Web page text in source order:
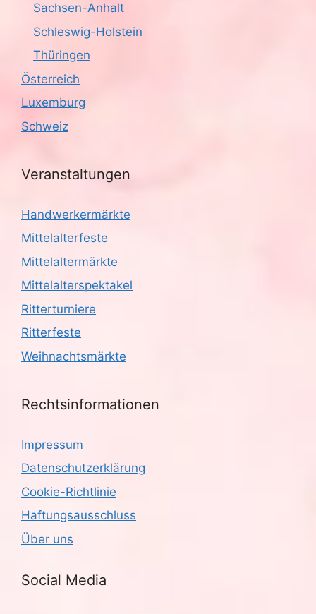
Sachsen-Anhalt
Schleswig-Holstein
Thüringen
Österreich
Luxemburg
Schweiz
Veranstaltungen
Handwerkermärkte
Mittelalterfeste
Mittelaltermärkte
Mittelalterspektakel
Ritterturniere
Ritterfeste
Weihnachtsmärkte
Rechtsinformationen
Impressum
Datenschutzerklärung
Cookie-Richtlinie
Haftungsausschluss
Über uns
Social Media